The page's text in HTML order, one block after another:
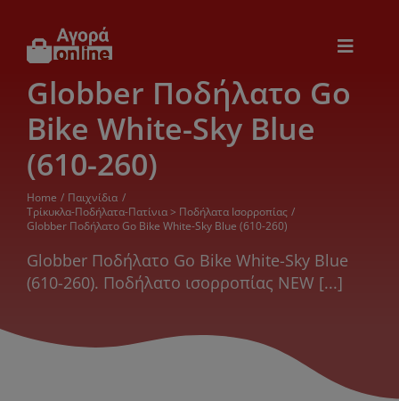
περιεχόμενο
Toggle
Εικόνα & Ήχος
Παιχνίδια
Θέρμανση – Ψύξη
Ηλεκτρονικά
Globber Ποδήλατο Go
Bike White-Sky Blue
(610-260)
Home
Παιχνίδια
Τρίκυκλα-Ποδήλατα-Πατίνια > Ποδήλατα Ισορροπίας
Globber Ποδήλατο Go Bike White-Sky Blue (610-260)
Globber Ποδήλατο Go Bike White-Sky Blue
(610-260). Ποδήλατο ισορροπίας NEW [...]